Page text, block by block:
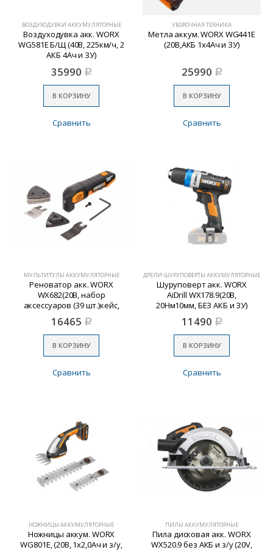
ВОЗДУХОДУВКИ АККУМУЛЯТОРНЫЕ
Воздуходувка акк. WORX
WG581E Б/Щ (40В, 225км/ч, 2
АКБ 4Ач и ЗУ)
35990 Р
В КОРЗИНУ
Сравнить
УБОРОЧНАЯ ТЕХНИКА
Метла аккум. WORX WG441E
(20В,АКБ 1х4Ач и ЗУ)
25990 Р
В КОРЗИНУ
Сравнить
МУЛЬТИТУЛЫ АККУМУЛЯТОРНЫЕ
Реноватор акк. WORX
WX682(20В, набор
аксессуаров (39 шт.)кейс,
1АКБх2.0Ач и ЗУ)
16465 Р
В КОРЗИНУ
Сравнить
ДРЕЛИ-ШУРУПОВЕРТЫ АККУМУЛЯТОРНЫЕ
Шуруповерт акк. WORX
AiDrill WX178.9(20В,
20Нм10мм, БЕЗ АКБ и ЗУ)
11490 Р
В КОРЗИНУ
Сравнить
НОЖНИЦЫ АККУМУЛЯТОРНЫЕ
Ножницы аккум. WORX
WG801E, (20В, 1х2,0Ач и з/у,
ПИЛЫ АККУМУЛЯТОРНЫЕ
Пила дисковая акк. WORX
WX520.9 без АКБ и з/у (20V,